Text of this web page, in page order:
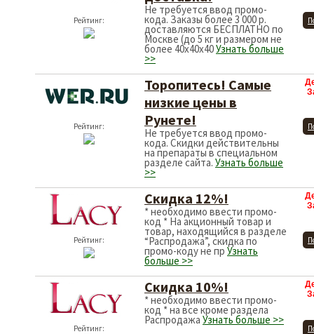
Рейтинг:
Не требуется ввод промо-
кода. Заказы более 3 000 р.
доставляются БЕСПЛАТНО по
Москве (до 5 кг и размером не
более 40x40x40Узнать больше
>>
Рейтинг:
Торопитесь! Самые
низкие цены в
Рунете!
Не требуется ввод промо-
кода. Скидки действительны
на препараты в специальном
разделе сайта. Узнать больше
>>
Рейтинг:
Скидка 12%!
* необходимо ввести промо-
код * На акционный товар и
товар, находящийся в разделе
“Распродажа”, скидка по
промо-коду не пр Узнать
больше >>
Рейтинг:
Скидка 10%!
* необходимо ввести промо-
код * на все кроме раздела
Распродажа Узнать больше >>